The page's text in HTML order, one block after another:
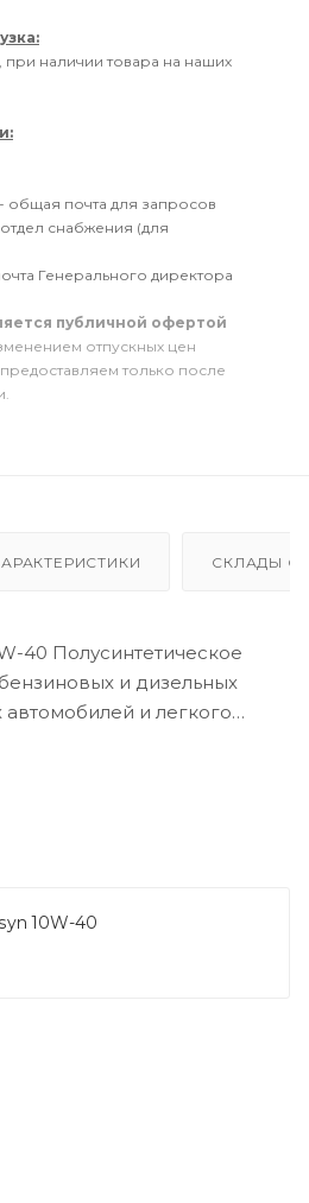
при наличии товара на наших
- общая почта для запросов
снабжения (для
Генерального директора
публичной офертой
отпускных цен
только после
СКЛАДЫ
40 Полусинтетическое
и дизельных
автомобилей и легкого
Продукт способствует
пониженной
защищает от износа,
10W-40